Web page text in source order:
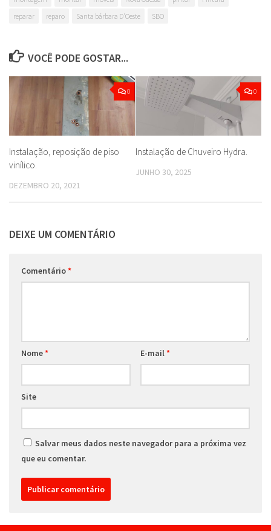
reparar
reparo Santa bárbara D'Oeste SBO
VOCÊ PODE GOSTAR...
0
Instalação, reposição de piso
vinílico.
DEZEMBRO 20, 2021
0
Instalação de Chuveiro Hydra.
JUNHO 30, 2025
DEIXE UM COMENTÁRIO
Comentário*
Nome* E-mail *
Site
Salvar meus dados neste navegador para a próxima vez
que eu comentar.